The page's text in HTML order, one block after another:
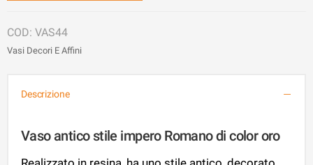
VAS44
Vasi Decori E Affini
Descrizione
Vaso antico stile impero Romano di color oro